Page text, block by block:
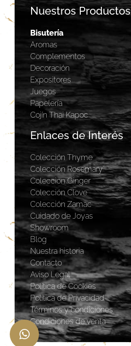
Nuestros Productos
Bisutería
Aromas
Complementos
Decoración
Expositores
Juegos
Papelería
Cojín Thai Kapoc
Enlaces de Interés
Colección Thyme
Colección Rosemary
Coleccion Ginger
Colección Clove
Colección Zamac
Cuidado de Joyas
Showroom
Blog
Nuestra historia
Contacto
Aviso Legal
Política de Cookies
Política de Privacidad
Términos y condiciones
Condiciones de venta